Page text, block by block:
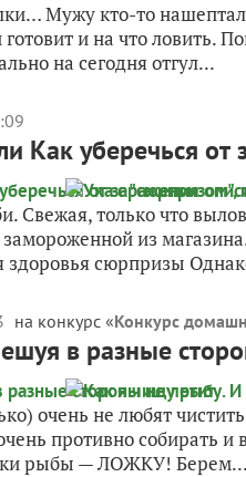
Мужу кто-то
и на что ловить.
на сегодня отгул...
Как уберечься
Свежая, только что
замороженной из
здоровья сюрпризы
на конкурс «Конкурс
в разные
очень не любят
противно собирать
рыбы — ЛОЖКУ! Берем...